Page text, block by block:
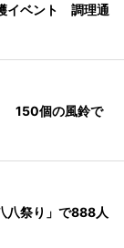
イベント 調理通
150個の風鈴で
八祭り」で888人